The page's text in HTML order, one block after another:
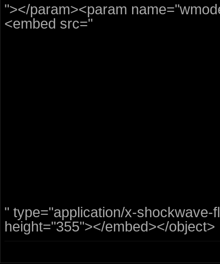
"></param><param
<embed src="
" type="application/x-
height="355"></embed></object>